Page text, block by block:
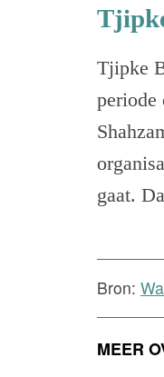
Tjipke
periode
gaat.
Bron:
MEER